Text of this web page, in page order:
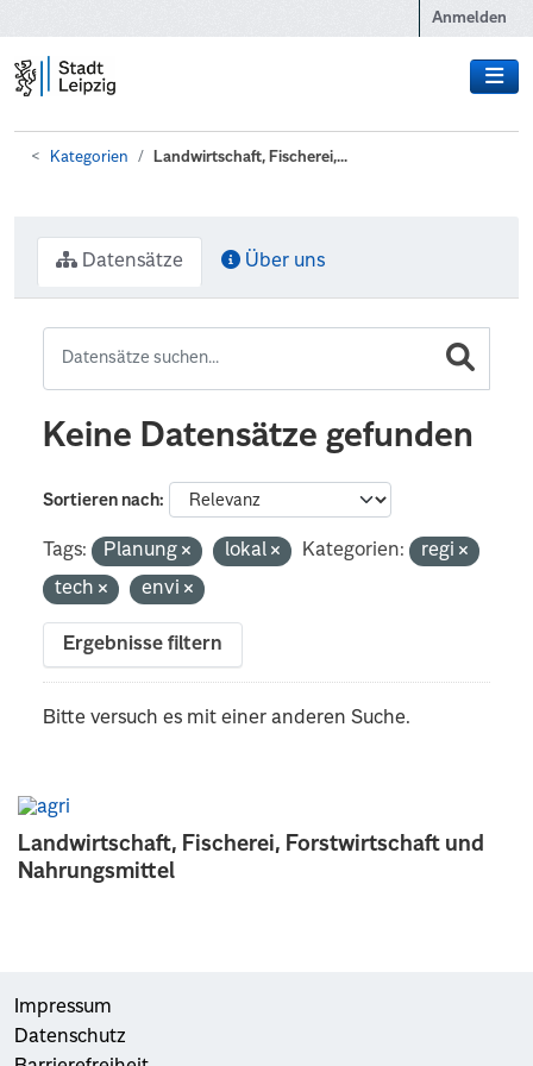
Anmelden
Kategorien Landwirtschaft, Fischerei,...
Landwirtschaft, Fischerei, Forstwirtschaft und
Nahrungsmittel
Datensätze Über uns
Keine Datensätze gefunden
Sortieren nach
Tags: Planung lokal Kategorien:
regi
tech
envi
Ergebnisse filtern
Bitte versuch es mit einer anderen Suche.
Impressum
Datenschutz